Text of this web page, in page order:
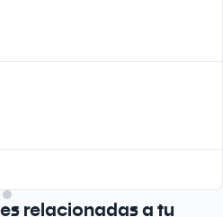
relacionadas a tu